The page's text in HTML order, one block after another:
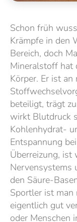
Schon früh
Krämpfe in den
Bereich, doch
Mineralstoff hat
Körper. Er ist an
beteiligt, trägt
wirkt Blutdruck
Kohlenhydrat-
Entspannung
Überreizung, ist
Nervensystems
den Säure-
Sportler ist man
eigentlich gut
oder Menschen